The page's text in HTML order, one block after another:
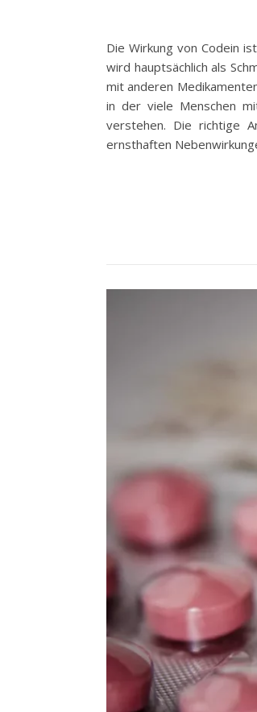
Die Wirkung von Codein
wird hauptsächlich als
mit anderen
in der viele Menschen
verstehen. Die richtige
ernsthaften